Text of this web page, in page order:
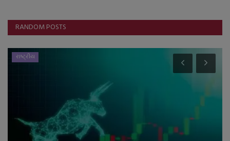
RANDOM POSTS
રાષ્ટ્રીય